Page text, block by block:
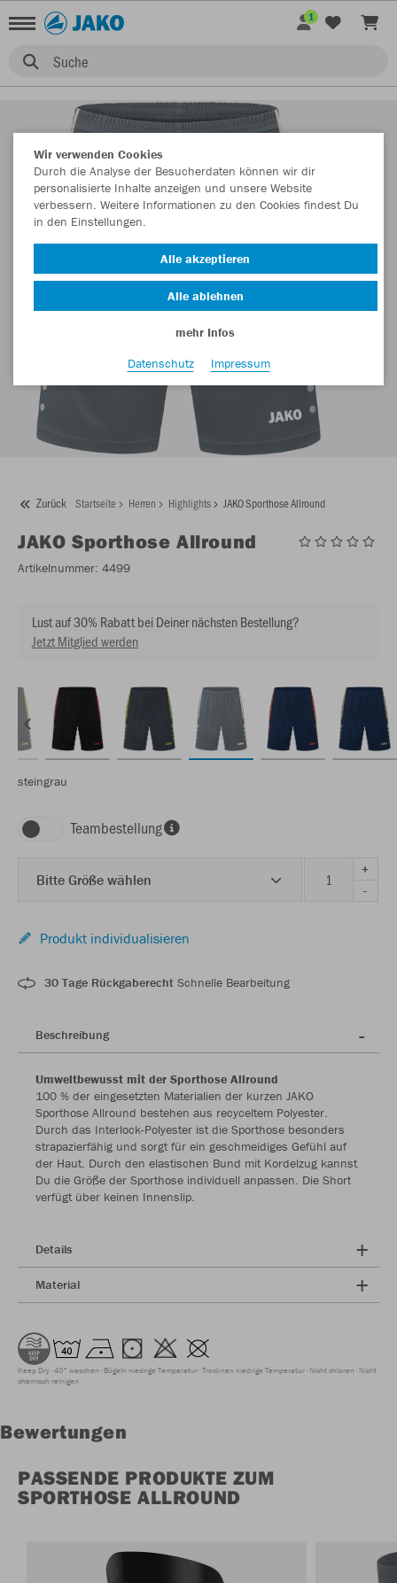
Suche
1
Zurück Startseite Herren Highlights JAKO Sporthose Allround
JAKO Sporthose Allround
Artikelnummer: 4499
Lust auf 30% Rabatt bei Deiner nächsten Bestellung?
Jetzt Mitglied werden
steingrau
Teambestellung
Bitte Größe wählen
+
-
Produkt individualisieren
30 Tage Rückgaberecht Schnelle Bearbeitung
Beschreibung
Umweltbewusst mit der Sporthose Allround
100 % der eingesetzten Materialien der kurzen JAKO
Sporthose Allround bestehen aus recyceltem Polyester.
Durch das Interlock-Polyester ist die Sporthose besonders
strapazierfähig und sorgt für ein geschmeidiges Gefühl auf
der Haut. Durch den elastischen Bund mit Kordelzug kannst
Du die Größe der Sporthose individuell anpassen. Die Short
verfügt über keinen Innenslip.
Details
Material
Keep Dry 40° waschen Bügeln niedrige Temperatur Trocknen niedrige Temperatur Nicht chloren Nicht
chemisch reinigen
Bewertungen
PASSENDE PRODUKTE ZUM
SPORTHOSE ALLROUND
Wir verwenden Cookies
Durch die Analyse der Besucherdaten können wir dir
personalisierte Inhalte anzeigen und unsere Website
verbessern. Weitere Informationen zu den Cookies findest Du
in den Einstellungen.
Alle akzeptieren
Alle ablehnen
mehr Infos
Datenschutz
Impressum